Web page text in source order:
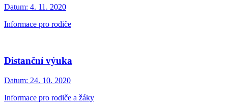
Datum: 4. 11. 2020
Informace pro rodiče
Distanční výuka
Datum: 24. 10. 2020
Informace pro rodiče a žáky